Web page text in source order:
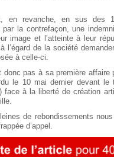
en revanche, en sus des
la contrefaçon, une
image et l’atteinte à leur
l’égard de la société
à celle-ci.
donc pas à sa première
le 10 mai dernier devant le
face à la liberté de création
de rebondissements
d’appel.